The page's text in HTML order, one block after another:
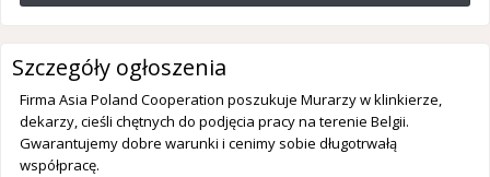
Szczegóły ogłoszenia
Firma Asia Poland Cooperation poszukuje Murarzy w klinkierze,
dekarzy, cieśli chętnych do podjęcia pracy na terenie Belgii.
Gwarantujemy dobre warunki i cenimy sobie długotrwałą
współpracę.